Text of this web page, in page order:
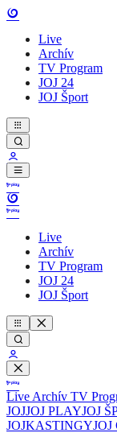
Live
Archív
TV Program
JOJ 24
JOJ Šport
Live
Archív
TV Program
JOJ 24
JOJ Šport
Live Archív TV
JOJJOJ PLAYJOJ
JOJKASTINGYJOJ